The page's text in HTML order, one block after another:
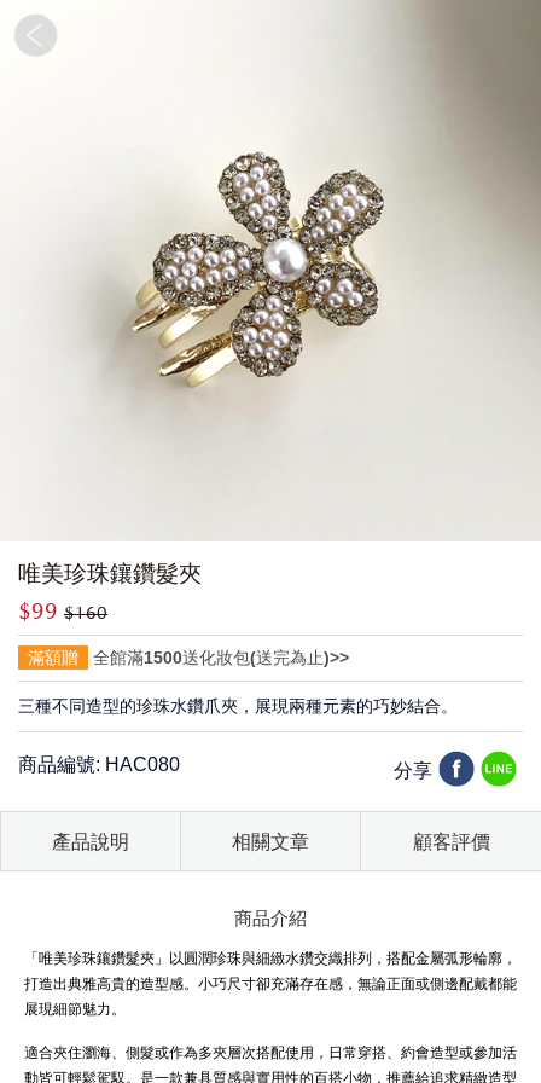
唯美珍珠鑲鑽髮夾
$99 $160
滿額贈 全館滿1500送化妝包(送完為止)>>
三種不同造型的珍珠水鑽爪夾，展現兩種元素的巧妙結合。
商品編號: HAC080 分享
產品說明 相關文章 顧客評價
商品介紹
「唯美珍珠鑲鑽髮夾」以圓潤珍珠與細緻水鑽交織排列，搭配金屬弧形輪廓，
打造出典雅高貴的造型感。小巧尺寸卻充滿存在感，無論正面或側邊配戴都能
展現細節魅力。
適合夾住瀏海、側髮或作為多夾層次搭配使用，日常穿搭、約會造型或參加活
動皆可輕鬆駕馭。是一款兼具質感與實用性的百搭小物，推薦給追求精緻造型